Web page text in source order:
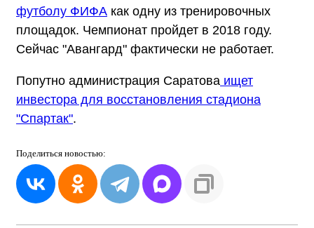
футболу ФИФА как одну из тренировочных
площадок. Чемпионат пройдет в 2018 году.
Сейчас "Авангард" фактически не работает.
Попутно администрация Саратова ищет
инвестора для восстановления стадиона
"Спартак".
Поделиться новостью: